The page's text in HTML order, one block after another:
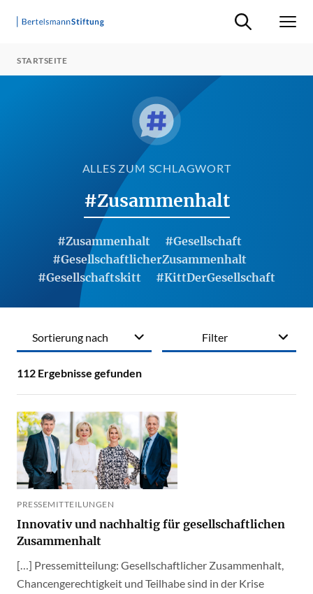
Suche ein-/
STARTSEITE
ALLES ZUM SCHLAGWORT
#Zusammenhalt
#Zusammenhalt
#Gesellschaft
#GesellschaftlicherZusammenhalt
#Gesellschaftskitt
#KittDerGesellschaft
Filter
112 Ergebnisse gefunden
Sortierung nach
PRESSEMITTEILUNGEN
Innovativ und nachhaltig für gesellschaftlichen
Zusammenhalt
[…] Pressemitteilung: Gesellschaftlicher Zusammenhalt,
Chancengerechtigkeit und Teilhabe sind in der Krise